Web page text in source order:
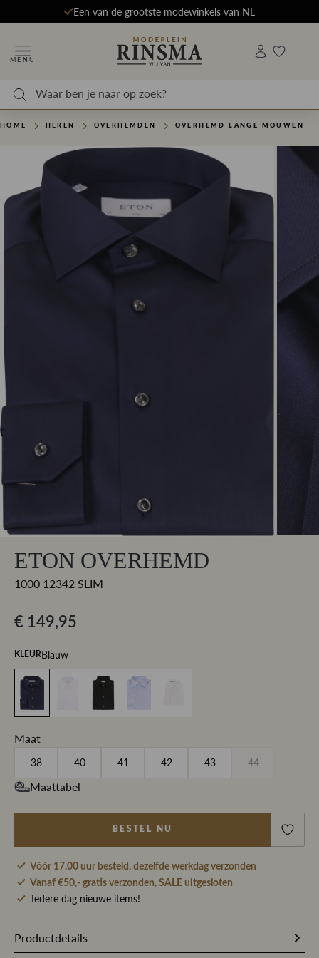
Een van de grootste modewinkels van NL
MENU
HOME HEREN OVERHEMDEN OVERHEMD LANGE MOUWEN
ETON OVERHEMD
1000 12342 SLIM
€ 149,95
KLEURBlauw
Maat
38 40 41 42 43 44
Maattabel
BESTEL NU
Vóór 17.00 uur besteld, dezelfde werkdag verzonden
Vanaf €50,- gratis verzonden, SALE uitgesloten
Iedere dag nieuwe items!
Productdetails